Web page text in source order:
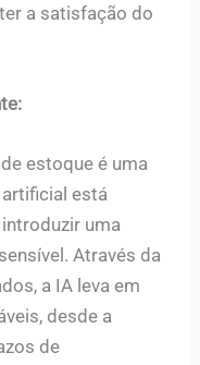
a satisfação do
estoque é uma
está
uma
Através da
a IA leva em
desde a
de